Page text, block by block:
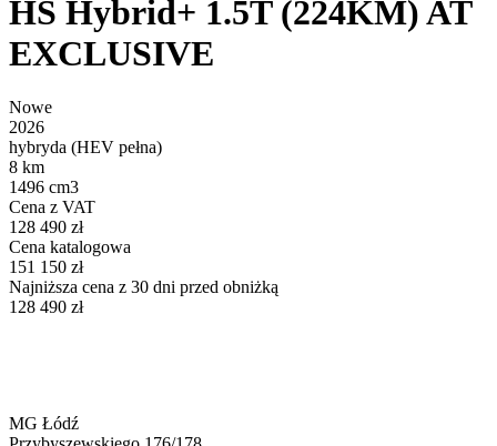
HS Hybrid+ 1.5T (224KM) AT
EXCLUSIVE
Nowe
2026
hybryda (HEV pełna)
8 km
1496 cm3
Cena z VAT
128 490 zł
Cena katalogowa
151 150 zł
Najniższa cena z 30 dni przed obniżką
128 490 zł
MG Łódź